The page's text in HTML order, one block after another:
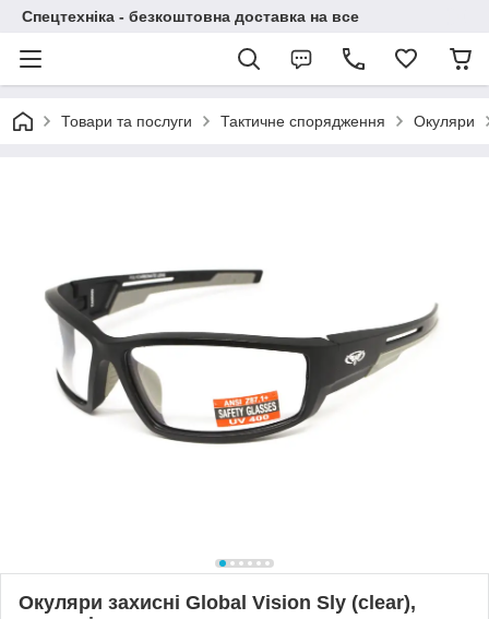
Спецтехніка - безкоштовна доставка на все
Товари та послуги Тактичне спорядження Окуляри
Окуляри захисні Global Vision Sly (clear),